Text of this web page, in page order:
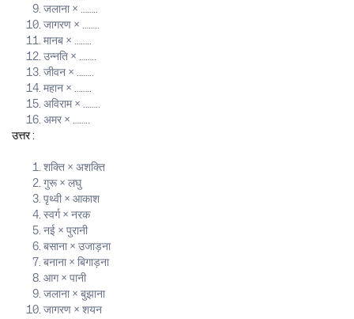
जलाना × ……..
जागरण × ……..
मानब × ……..
उन्नति × ……..
जीवन × ……..
महान × ……..
अविराम × ……..
अमर × ……..
उत्तर :
शक्ति × अशक्ति
गुरू × लघु
पृथ्वी × आकाश
स्वर्ग × नरक
नई × पुरानी
बसाना × उजाड़ना
बनाना × बिगाड़ना
आग × पानी
जलाना × बुझाना
जागरण × शयन